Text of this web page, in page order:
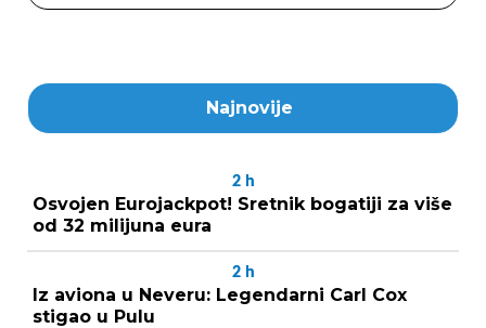
Najnovije
2 h
Osvojen Eurojackpot! Sretnik bogatiji za više
od 32 milijuna eura
2 h
Iz aviona u Neveru: Legendarni Carl Cox
stigao u Pulu